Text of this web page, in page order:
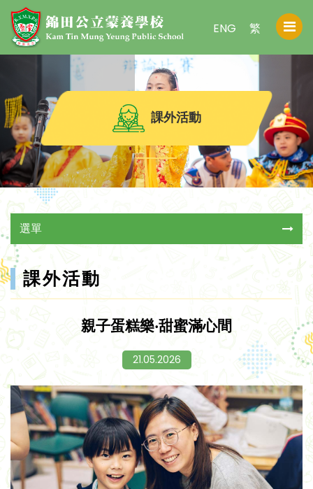
繁
ENG
課外活動
選單
課外活動
親子蛋糕樂‧甜蜜滿心間
21.05.2026